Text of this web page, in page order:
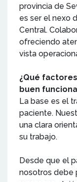
provincia de
es ser el nexo
Central.
ofreciendo
vista
¿Qué
buen
La base es el
paciente.
una clara
su trabajo.
Desde que el
nosotros debe